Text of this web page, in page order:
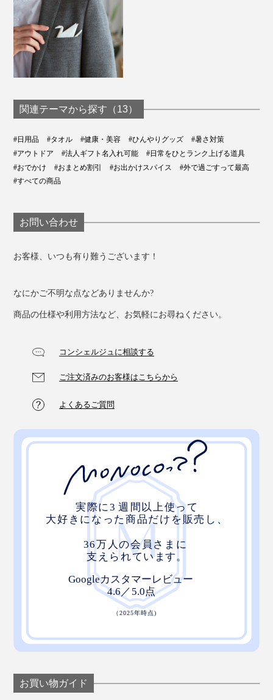
関連テーマから探す（13）
#日用品 #タオル #健康・美容 #ひんやりグッズ
#暑さ対策
#アウトドア
#法人ギフト名入れ可能
#日常をひとランク上げる道具
#おでかけ
#おまとめ割引 #お出かけスパイス
#外で過ごすって最高
#すべての商品
お問い合わせ
お客様、いつも有り難うございます！
なにかご不明な点などありませんか?
商品の仕様や利用方法など、お気軽にお尋ねください。
コンシェルジュに相談する
ご注文済みのお客様はこちらから
よくあるご質問
お買い物ガイド